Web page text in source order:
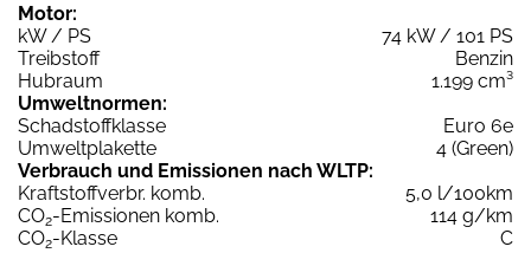
Motor:
kW / PS
74 kW / 101 PS
Treibstoff
Benzin
Hubraum
1.199 cm³
Umweltnormen:
Schadstoffklasse
Euro 6e
Umweltplakette
4 (Green)
Verbrauch und Emissionen nach WLTP:
Kraftstoffverbr. komb.
5,0 l/100km
CO2-Emissionen komb.
114 g/km
CO2-Klasse
C